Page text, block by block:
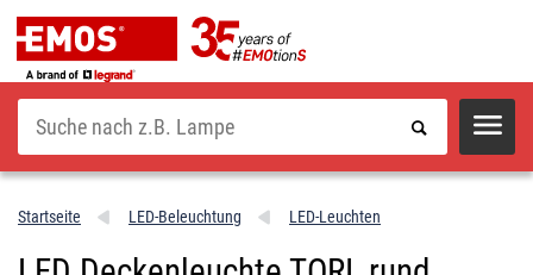
Suche
Startseite LED-Beleuchtung LED-Leuchten